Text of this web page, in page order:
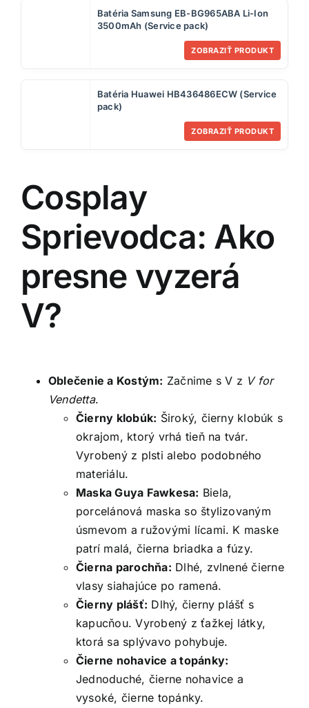
Batéria Samsung EB-BG965ABA Li-Ion
3500mAh (Service pack)
ZOBRAZIŤ PRODUKT
Batéria Huawei HB436486ECW (Service
pack)
ZOBRAZIŤ PRODUKT
Cosplay
Sprievodca: Ako
presne vyzerá
V?
Oblečenie a Kostým: Začnime s V z V for
Vendetta.
Čierny klobúk: Široký, čierny klobúk s
okrajom, ktorý vrhá tieň na tvár.
Vyrobený z plsti alebo podobného
materiálu.
Maska Guya Fawkesa: Biela,
porcelánová maska so štylizovaným
úsmevom a ružovými lícami. K maske
patrí malá, čierna briadka a fúzy.
Čierna parochňa: Dlhé, zvlnené čierne
vlasy siahajúce po ramená.
Čierny plášť: Dlhý, čierny plášť s
kapucňou. Vyrobený z ťažkej látky,
ktorá sa splývavo pohybuje.
Čierne nohavice a topánky:
Jednoduché, čierne nohavice a
vysoké, čierne topánky.